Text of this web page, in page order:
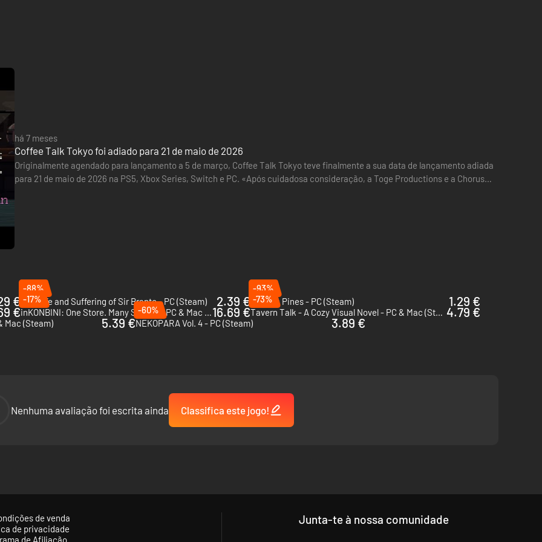
hashtags interativas
são completamente novos.
após a aposentadoria
e as consequências persistentes de um desastre anterior
tenta compreender sua inesperada nova existência
se desenvolvem conforme você escuta, responde e serve.
Episode 2, retorna com uma nova trilha sonora lo-fi para acompanhar cada turno atrás do balcão.
refrescantes bebidas geladas, perfeitas para o verão em Tóquio.
polvilhando pó sobre a bebida e personalize adicionando leite e detalhes finais.
há 7 meses
Coffee Talk Tokyo foi adiado para 21 de maio de 2026
Originalmente agendado para lançamento a 5 de março, Coffee Talk Tokyo teve finalmente a sua data de lançamento adiada
para 21 de maio de 2026 na PS5, Xbox Series, Switch e PC. «Após cuidadosa consideração, a Toge Productions e a Chorus
€
-88%
The Life and Suffering of Sir Brante - PC (Steam)
2.39 €
-93%
Beacon Pines - PC (Steam)
1.29 €
€
-17%
inKONBINI: One Store. Many Stories - PC & Mac (Steam)16.69 €
-73%
Tavern Talk - A Cozy Visual Novel - PC & Mac (Steam) 4.79 €
Mac (Steam)
5.39 €
-60%
NEKOPARA Vol. 4 - PC (Steam)
3.89 €
Nenhuma avaliação foi escrita ainda Classifica este jogo!
de venda
de privacidade
de Afiliação
Junta-te à nossa comunidade